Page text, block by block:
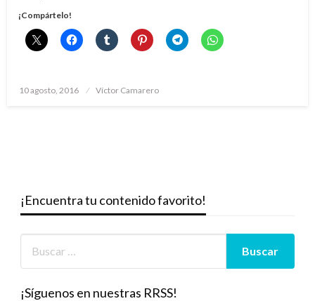
¡Compártelo!
Publicado
10 agosto, 2016 Víctor Camarero
¡Encuentra tu contenido favorito!
¡Síguenos en nuestras RRSS!